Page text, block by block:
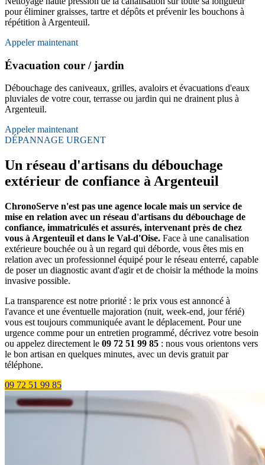
pour éliminer graisses, tartre et dépôts et prévenir les bouchons à
répétition à Argenteuil.
Appeler maintenant
Évacuation cour / jardin
Débouchage des caniveaux, grilles, avaloirs et évacuations d'eaux
pluviales de votre cour, terrasse ou jardin qui ne drainent plus à
Argenteuil.
Appeler maintenant
DÉPANNAGE URGENT
Un réseau d'artisans du débouchage
extérieur de confiance à Argenteuil
ChronoServe n'est pas une agence locale mais un service de
mise en relation avec un réseau d'artisans du débouchage de
confiance, immatriculés et assurés, intervenant près de chez
vous à Argenteuil et dans le Val-d'Oise. Face à une canalisation
extérieure bouchée ou à un regard qui déborde, vous êtes mis en
relation avec un professionnel équipé pour le réseau enterré, capable
de poser un diagnostic avant d'agir et de choisir la méthode la moins
invasive possible.
La transparence est notre priorité : le prix vous est annoncé à
l'avance et une éventuelle majoration (nuit, week-end, jour férié)
vous est toujours communiquée avant le déplacement. Pour une
urgence comme pour un entretien programmé, décrivez votre besoin
ou appelez directement le 09 72 51 99 85 : nous vous orientons vers
le bon artisan en quelques minutes, avec un devis gratuit par
téléphone.
09 72 51 99 85